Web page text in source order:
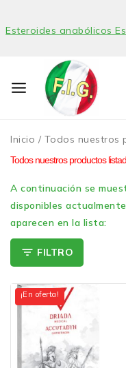
Esteroides anabólicos
Inicio / Todos nuestros
Todos nuestros productos
A continuación se
disponibles
aparecen en la lista:
FILTRO
¡En oferta!